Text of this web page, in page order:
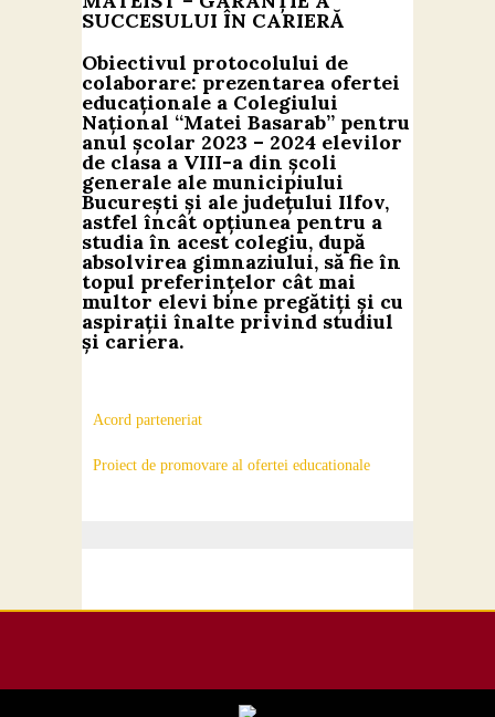
SUCCESULUI ÎN CARIERĂ
Obiectivul protocolului de
colaborare: prezentarea ofertei
educaționale a Colegiului
Național “Matei Basarab” pentru
anul școlar 2023 – 2024 elevilor
de clasa a VIII-a din școli
generale ale municipiului
București și ale județului Ilfov,
astfel încât opțiunea pentru a
studia în acest colegiu, după
absolvirea gimnaziului, să fie în
topul preferințelor cât mai
multor elevi bine pregătiți și cu
aspirații înalte privind studiul
și cariera.
Acord parteneriat
Proiect de promovare al ofertei educationale